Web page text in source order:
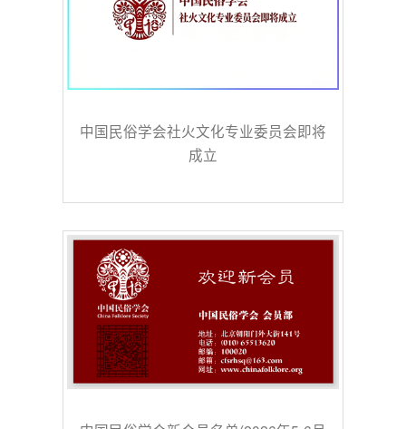
中国民俗学会社火文化专业委员会即将
成立